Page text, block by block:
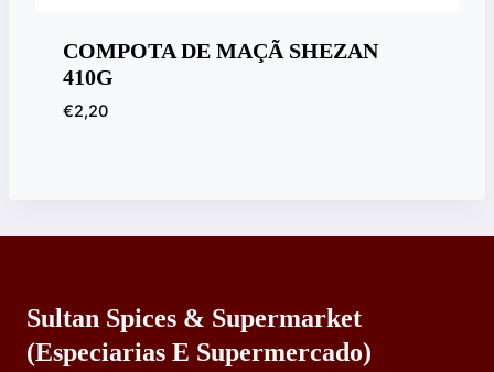
COMPOTA DE MAÇÃ SHEZAN
410G
€2,20
Sultan Spices & Supermarket
(especiarias E Supermercado)